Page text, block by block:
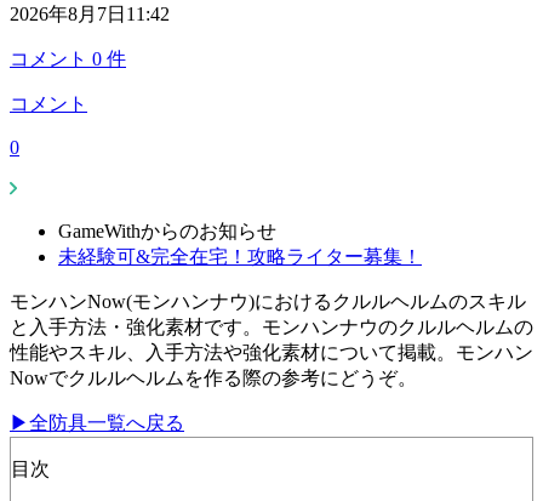
2026年8月7日11:42
コメント 0 件
コメント
0
GameWithからのお知らせ
未経験可&完全在宅！攻略ライター募集！
モンハンNow(モンハンナウ)におけるクルルヘルムのスキル
と入手方法・強化素材です。モンハンナウのクルルヘルムの
性能やスキル、入手方法や強化素材について掲載。モンハン
Nowでクルルヘルムを作る際の参考にどうぞ。
▶全防具一覧へ戻る
目次